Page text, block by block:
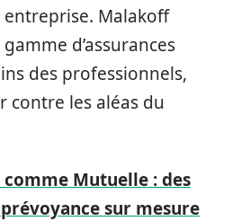
Malakoff
d’assurances
des professionnels,
contre les aléas du
comme Mutuelle : des
sur mesure